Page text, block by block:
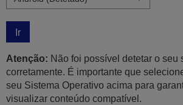
Ir
Atenção: Não foi possível detetar o seu
corretamente. É importante que
seu Sistema Operativo acima para
visualizar conteúdo compatível.